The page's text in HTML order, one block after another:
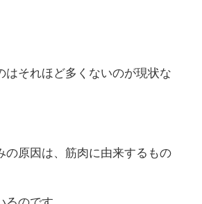
はそれほど多くないのが現状な
の原因は、筋肉に由来するもの